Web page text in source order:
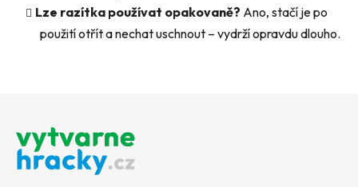
Lze razítka používat opakovaně? Ano, stačí je po
použití otřít a nechat uschnout – vydrží opravdu dlouho.